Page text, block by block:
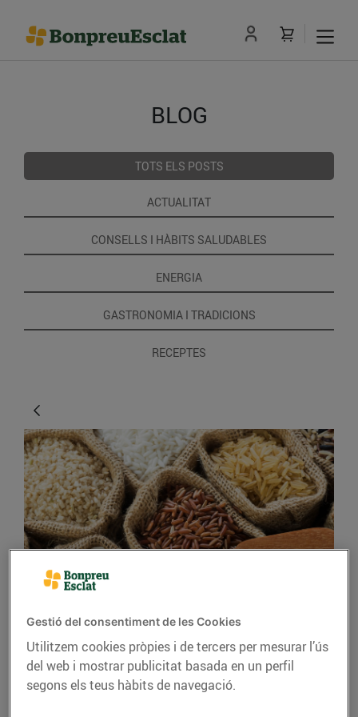
BLOG
TOTS ELS POSTS
ACTUALITAT
CONSELLS I HÀBITS SALUDABLES
ENERGIA
GASTRONOMIA I TRADICIONS
RECEPTES
CONSELLS I HÀBITS SALUDABLES
El millor arròs per a
cada plat
07/de juny/2019
Gestió del consentiment de les Cookies
Utilitzem cookies pròpies i de tercers per mesurar l’ús
del web i mostrar publicitat basada en un perfil
segons els teus hàbits de navegació.